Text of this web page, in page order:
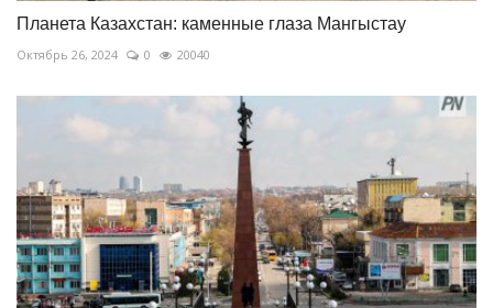
Планета Казахстан: каменные глаза Мангыстау
Октябрь 26, 2024 0 20040